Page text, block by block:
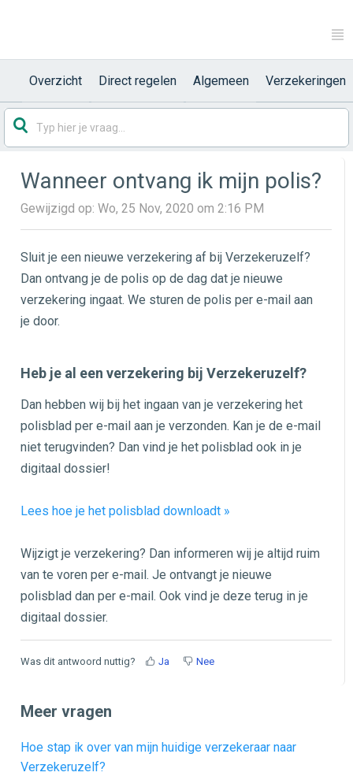
Overzicht Direct regelen Algemeen Verzekeringen
Wanneer ontvang ik mijn polis?
Gewijzigd op: Wo, 25 Nov, 2020 om 2:16 PM
Sluit je een nieuwe verzekering af bij Verzekeruzelf?
Dan ontvang je de polis op de dag dat je nieuwe
verzekering ingaat. We sturen de polis per e-mail aan
je door.
Heb je al een verzekering bij Verzekeruzelf?
Dan hebben wij bij het ingaan van je verzekering het
polisblad per e-mail aan je verzonden. Kan je de e-mail
niet terugvinden? Dan vind je het polisblad ook in je
digitaal dossier!
Lees hoe je het polisblad downloadt »
Wijzigt je verzekering? Dan informeren wij je altijd ruim
van te voren per e-mail. Je ontvangt je nieuwe
polisblad dan per e-mail. Ook vind je deze terug in je
digitaal dossier.
Was dit antwoord nuttig? Ja Nee
Meer vragen
Hoe stap ik over van mijn huidige verzekeraar naar
Verzekeruzelf?